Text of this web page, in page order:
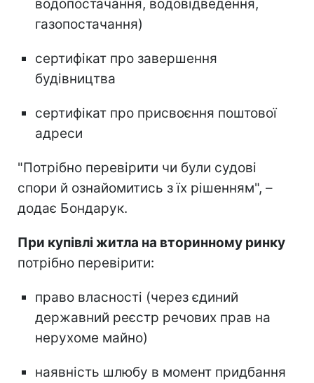
водопостачання, водовідведення,
газопостачання)
сертифікат про завершення
будівництва
сертифікат про присвоєння поштової
адреси
"Потрібно перевірити чи були судові
спори й ознайомитись з їх рішенням", –
додає Бондарук.
При купівлі житла на вторинному ринку
потрібно перевірити:
право власності (через єдиний
державний реєстр речових прав на
нерухоме майно)
наявність шлюбу в момент придбання